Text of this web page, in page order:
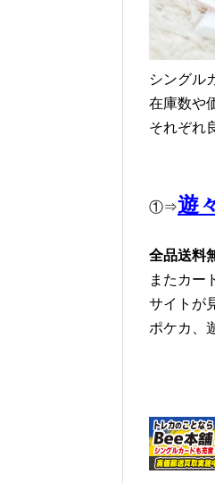
シングル
在庫数や
それぞれ
①⇒遊
全品送料
またカー
サイトが
ポケカ、